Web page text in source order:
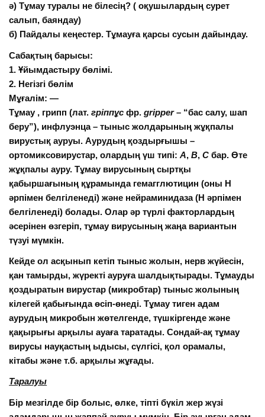
ә) Тұмау туралы не білесің? ( оқушылардың сурет
салып, баяндау)
б) Пайдалы кеңестер. Тұмауға қарсы сусын дайындау.
Сабақтың барысы:
1. Ұйымдастыру бөлімі.
2. Негізгі бөлім
Мұғалім: —
Тұмау , грипп (лат. гріппұс фр. grіpper– “бас салу, шап
беру”), инфлуэнца – тыныс жолдарының жұқпалы
вирустық ауруы. Аурудың қоздырғышы –
ортомиксовирустар, олардың үш типі:А,В,С бар. Өте
жұқпалы ауру. Тұмау вирусының сыртқы
қабыршағының құрамында гемагглютицин (оны Н
әрпімен белгіленеді) және нейраминидаза (Н әрпімен
белгіленеді) болады. Олар әр түрлі факторлардың
әсерінен өзгеріп, тұмау вирусының жаңа вариантын
түзуі мүмкін.
Кейде ол асқынып кетіп тыныс жолын, нерв жүйесін,
қан тамырды, жүректі ауруға шалдықтырады. Тұмауды
қоздыратын вирустар (микробтар) тыныс жолының
кілегей қабығында өсіп-өнеді. Тұмау тиген адам
аурудың микробын жөтелгенде, түшкіргенде және
қақырығы арқылы ауаға таратады. Сондай-ақ тұмау
вирусы науқастың ыдысы, сүлгісі, қол орамалы,
кітабы және т.б. арқылы жұғады.
Таралуы
Бір мезгілде бір болыс, өлке, тіпті бүкіл жер жүзі